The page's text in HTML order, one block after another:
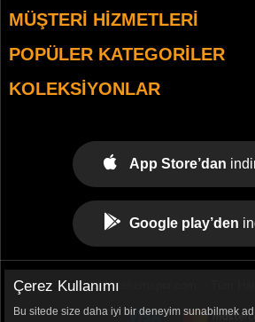
MÜŞTERI HIZMETLERI
POPÜLER KATEGORILER
KOLEKSIYONLAR
App Store’dan
Google play’den
© 2021 tekemspor.com. - Tüm
Çerez Kullanımı
Bu sitede size daha iyi bir deneyim sunabilmek